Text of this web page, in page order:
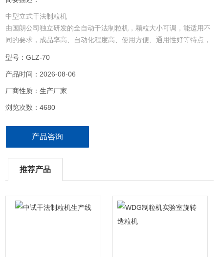
中型立式干法制粒机
由国朗公司独立研发的全自动干法制粒机，颗粒大小可调，能适用不
同的要求，成品率高、自动化程度高、使用方便、通用性好等特点，
型号：GLZ-70
产品时间：2026-08-06
厂商性质：生产厂家
浏览次数：4680
产品咨询
推荐产品